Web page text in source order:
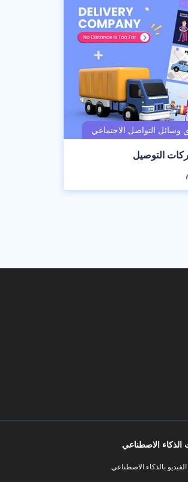
التوصيل
الذكاء الاصطناعي
بالذكاء الاصطناعي